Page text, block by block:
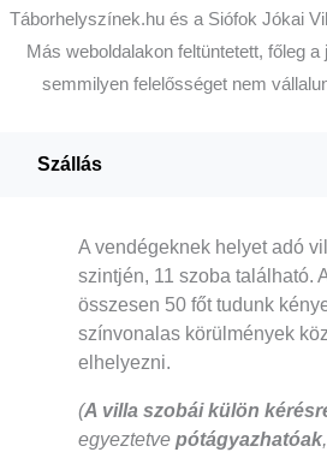
Táborhelyszínek.hu és a Siófok Jókai
Más weboldalakon feltüntetett, főleg a
semmilyen felelősséget nem
Szállás
A vendégeknek helyet adó
szintjén, 11 szoba található.
összesen 50 főt tudunk
színvonalas körülmények
elhelyezni.
(A villa szobái külön
egyeztetve pótágyazhatóak